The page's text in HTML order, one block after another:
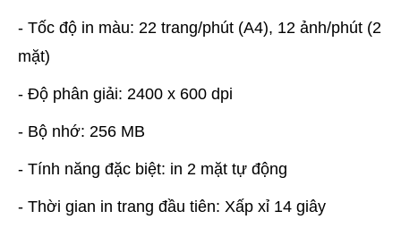
- Tốc độ in màu: 22 trang/phút (A4), 12 ảnh/phút (2
mặt)
- Độ phân giải: 2400 x 600 dpi
- Bộ nhớ: 256 MB
- Tính năng đặc biệt: in 2 mặt tự động
- Thời gian in trang đầu tiên: Xấp xỉ 14 giây